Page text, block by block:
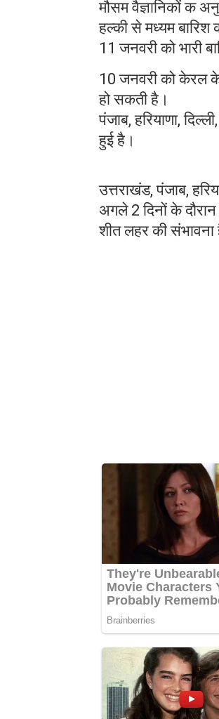
मौसम वैज्ञानिकों क
हल्की से मध्यम बारिश
11 जनवरी को भारी
10 जनवरी को केरल के
हो सकती है।
पंजाब, हरियाणा,
हुई है।
उत्तराखंड, पंजाब,
अगले 2 दिनों के
शीत लहर की संभावना